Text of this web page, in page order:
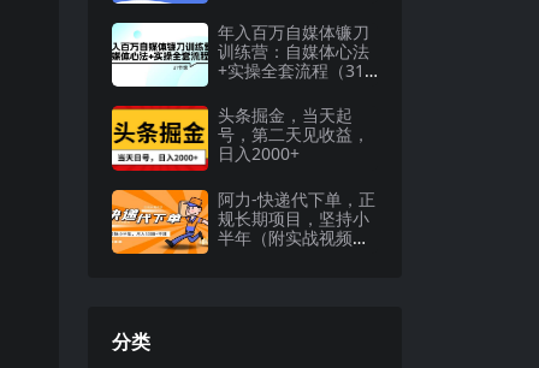
年入百万自媒体镰刀
训练营：自媒体心法
+实操全套流程（31
头条掘金，当天起
号，第二天见收益，
日入2000+
阿力-快递代下单，正
规长期项目，坚持小
半年（附实战视频教
分类